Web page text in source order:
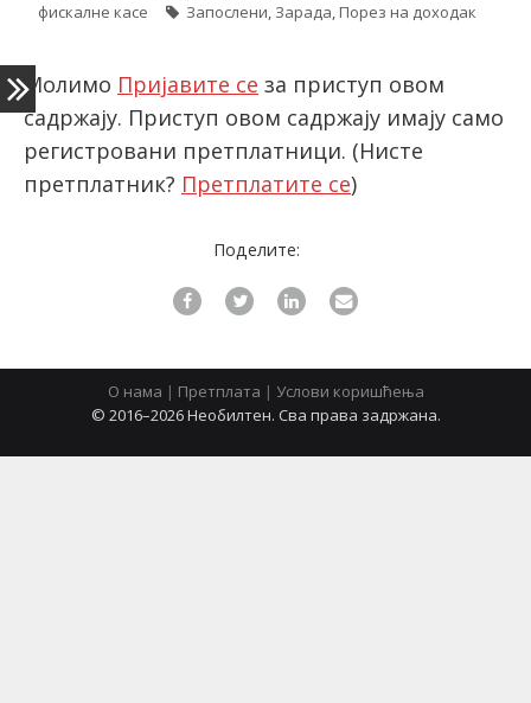
О нама
Претплата
Пријава
фискалне касе
Запослени, Зарада, Порез на доходак
Молимо Пријавите се за приступ овом
садржају. Приступ овом садржају имају само
регистровани претплатници. (Нисте
претплатник? Претплатите се)
Поделите:
О нама | Претплата | Услови коришћења
© 2016–2026 Необилтен. Сва права задржана.